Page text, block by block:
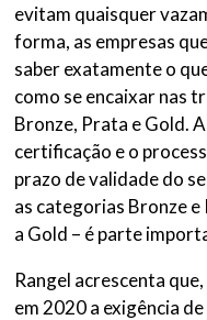
evitam quaisquer
forma, as empresas
saber exatamente o
como se encaixar nas
Bronze, Prata e Gold.
certificação e o
prazo de validade do
as categorias Bronze e
a Gold – é parte
Rangel acrescenta
em 2020 a exigência